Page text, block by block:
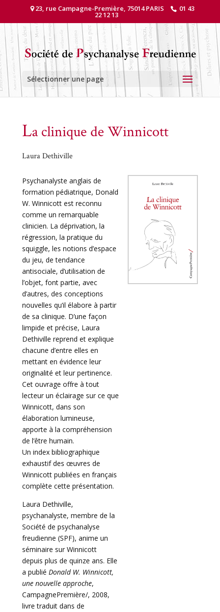
23, rue Campagne-Première, 75014 PARIS 01 43
22 12 13
Sélectionner une page
La clinique de Winnicott
Laura Dethiville
Psychanalyste anglais de
formation pédiatrique, Donald
W. Winnicott est reconnu
comme un remarquable
clinicien. La déprivation, la
régression, la pratique du
squiggle, les notions d’espace
du jeu, de tendance
antisociale, d’utilisation de
l’objet, font partie, avec
d’autres, des conceptions
nouvelles qu’il élabore à partir
de sa clinique. D’une façon
limpide et précise, Laura
Dethiville reprend et explique
chacune d’entre elles en
mettant en évidence leur
originalité et leur pertinence.
Cet ouvrage offre à tout
lecteur un éclairage sur ce que
Winnicott, dans son
élaboration lumineuse,
apporte à la compréhension
de l’être humain.
Un index bibliographique
exhaustif des œuvres de
Winnicott publiées en français
complète cette présentation.
Laura Dethiville,
psychanalyste, membre de la
Société de psychanalyse
freudienne (SPF), anime un
séminaire sur Winnicott
depuis plus de quinze ans. Elle
a publié Donald W. Winnicott,
une nouvelle approche,
CampagnePremière/, 2008,
livre traduit dans de